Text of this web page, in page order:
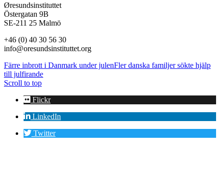
Øresundsinstituttet
Östergatan 9B
SE-211 25 Malmö
+46 (0) 40 30 56 30
info@oresundsinstituttet.org
Färre inbrott i Danmark under julenFler danska familjer sökte hjälp
till julfirande
Scroll to top
Flickr
LinkedIn
Twitter